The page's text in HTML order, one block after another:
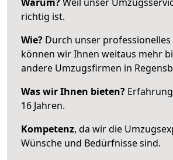
richtig ist.
Wie? Durch unser
können wir Ihnen weitaus mehr
andere Umzugsfirmen in
Was wir Ihnen bieten?
16 Jahren.
Kompetenz, da wir die
Wünsche und Bedürfnisse sind.